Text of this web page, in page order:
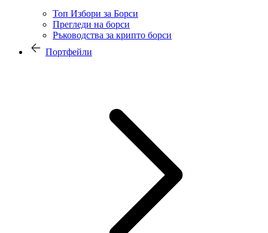
Топ Избори за Борси
Прегледи на борси
Ръководства за крипто борси
Портфейли